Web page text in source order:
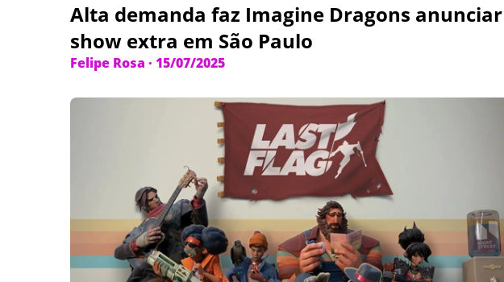
Alta demanda faz Imagine Dragons anunciar
show extra em São Paulo
Felipe Rosa · 15/07/2025